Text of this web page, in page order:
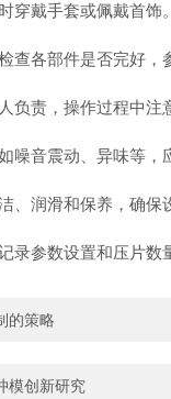
穿戴手套或佩戴首饰‌
各部件是否完好，
责，操作过程中注
音震动、异味等，
润滑和保养，确保
参数设置和压片数
的策略
模创新研究